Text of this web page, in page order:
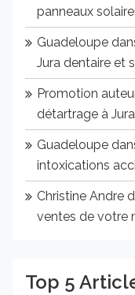
panneaux
Guadeloupe
Jura dentaire et
Promotion
détartrage à
Guadeloupe
intoxications
Christine Andre
ventes de votre
Top 5